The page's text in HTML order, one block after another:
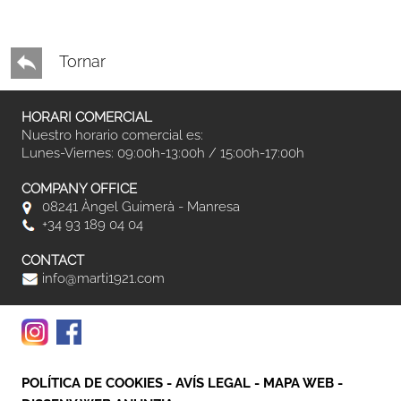
Tornar
HORARI COMERCIAL
Nuestro horario comercial es:
Lunes-Viernes: 09:00h-13:00h / 15:00h-17:00h
COMPANY OFFICE
08241 Àngel Guimerà - Manresa
+34 93 189 04 04
CONTACT
info@marti1921.com
POLÍTICA DE COOKIES - AVÍS LEGAL - MAPA WEB -